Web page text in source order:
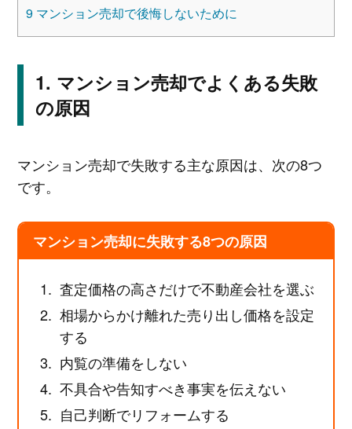
9マンション売却で後悔しないために
マンション売却でよくある失敗
の原因
マンション売却で失敗する主な原因は、次の8つ
です。
マンション売却に失敗する8つの原因
査定価格の高さだけで不動産会社を選ぶ
相場からかけ離れた売り出し価格を設定
する
内覧の準備をしない
不具合や告知すべき事実を伝えない
自己判断でリフォームする